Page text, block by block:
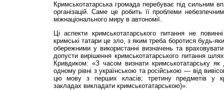
Кримськотатарська гро­мада перебуває під сильним
організацій. Саме це робить її проблеми
міжнаціонального миру в автономії.
Ці аспекти кримськотатарського питання не
кримські татари це зло, з яким треба боротися будь-
обережними у використанні визначень та
допусти вирішення кримськотатарського питання
Кривдиком: «З часом визнати кримськотатарську
одному рівні з українською та російською — від
цю мову з перших класів; третину предметів у
закладах викладати кримськотатарською)».